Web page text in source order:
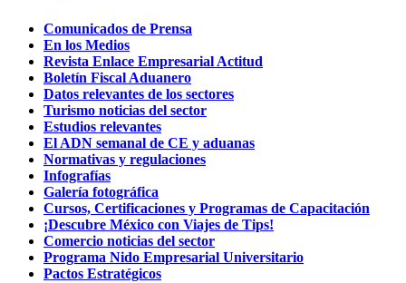
Comunicados de Prensa
En los Medios
Revista Enlace Empresarial Actitud
Boletín Fiscal Aduanero
Datos relevantes de los sectores
Turismo noticias del sector
Estudios relevantes
El ADN semanal de CE y aduanas
Normativas y regulaciones
Infografías
Galería fotográfica
Cursos, Certificaciones y Programas de Capacitación
¡Descubre México con Viajes de Tips!
Comercio noticias del sector
Programa Nido Empresarial Universitario
Pactos Estratégicos